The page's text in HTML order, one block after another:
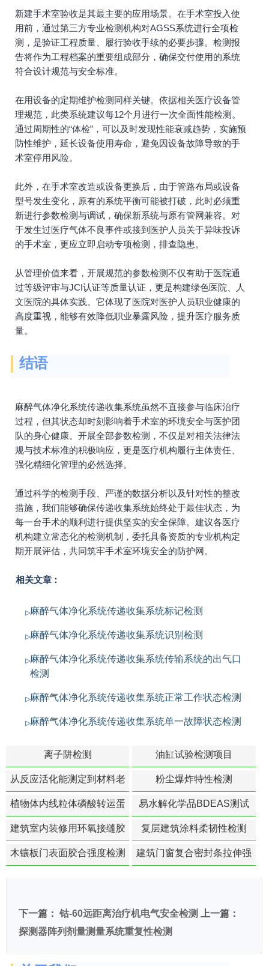
新建手术室验收是其最主要的应用场景。在手术室投入使
用前，通过第三方专业检测机构对AGSS系统进行全项检
测，是验证工程质量、履行验收手续的必要步骤。检测报
告将作为工程档案的重要组成部分，确保交付使用的系统
符合设计规范与安全标准。
在用设备的定期维护检测同样关键。依据相关医疗设备管
理规范，此类系统建议每12个月进行一次全面性能检测。
通过周期性的“体检”，可以及时发现性能衰减趋势，实施预
防性维护，延长设备使用寿命，避免因设备故障导致的手
术室停用风险。
此外，在手术室改造或设备更换后，由于管路布局或设备
型号发生变化，原有的系统平衡可能被打破，此时必须重
新进行参数检测与调试，确保新系统与原有管网兼容。对
于发生过医疗气体不良事件或接到医护人员关于异味投诉
的手术室，更应立即启动专项检测，排查隐患。
从管理价值来看，开展规范的参数检测不仅有助于医院通
过等级评审与JCI认证等质量认证，更是构建绿色医院、人
文医院的具体实践。它体现了医院对医护人员职业健康的
高度重视，能够有效降低职业暴露风险，提升医疗服务质
量。
结语
麻醉气体净化系统传递收集系统虽然不直接参与临床治疗
过程，但其状态却时刻影响着手术室的环境安全与医护团
队的身心健康。开展全部参数检测，不仅是对相关法律法
规与技术标准的积极响应，更是医疗机构履行主体责任、
强化精细化管理的必然选择。
通过科学的检测手段、严谨的数据分析以及针对性的整改
措施，我们能够确保传递收集系统始终处于最佳状态，为
每一台手术的顺利进行提供坚实的安全保障。建议各医疗
机构建立常态化的检测机制，委托具备资质的专业机构定
期开展评估，共同筑牢手术室环境安全的防护网。
相关文章：
麻醉气体净化系统传递收集系统标记检测
麻醉气体净化系统传递收集系统识别检测
麻醉气体净化系统传递收集系统传输系统的出气口
检测
麻醉气体净化系统传递收集系统正常工作状态检测
麻醉气体净化系统传递收集系统单一故障状态检测
离子阱检测 油缸试验检测项目
从反应活化能测定到材料老
化寿命预测的经典模型
粉尘爆炸特性检测
植物体内线粒体磷酸转运蛋
白活性检测
易水解化学品BDEAS测试
建筑室内装修用环氧接缝胶
苯含量检测
复层建筑涂料柔韧性检测
木镶板门表面胶合强度检测
建筑门窗复合密封条拉伸强
下一篇： 钴-60远距离治疗机电气安全检测
上一篇：
探测器阵列剂量测量系统重复性检测